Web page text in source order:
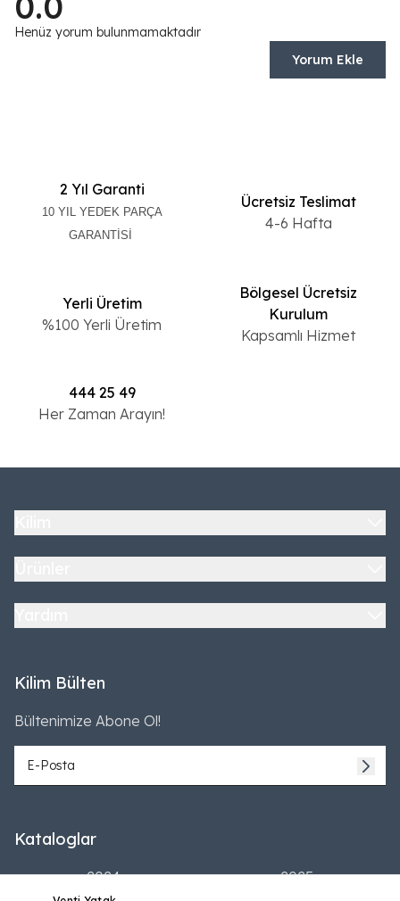
Henüz yorum bulunmamaktadır
Yorum Ekle
2 Yıl Garanti
10 YIL YEDEK PARÇA
GARANTİSİ
Ücretsiz Teslimat
4-6 Hafta
Yerli Üretim
%100 Yerli Üretim
Bölgesel Ücretsiz
Kurulum
Kapsamlı Hizmet
444 25 49
Her Zaman Arayın!
Kataloglar
2024 2025
Kilim Bülten
Bültenimize Abone Ol!